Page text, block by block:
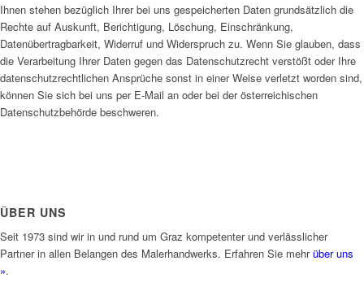
Ihnen stehen bezüglich Ihrer bei uns gespeicherten Daten grundsätzlich die
Rechte auf Auskunft, Berichtigung, Löschung, Einschränkung,
Datenübertragbarkeit, Widerruf und Widerspruch zu. Wenn Sie glauben, dass
die Verarbeitung Ihrer Daten gegen das Datenschutzrecht verstößt oder Ihre
datenschutzrechtlichen Ansprüche sonst in einer Weise verletzt worden sind,
können Sie sich bei uns per E-Mail an oder bei der österreichischen
Datenschutzbehörde beschweren.
ÜBER UNS
Seit 1973 sind wir in und rund um Graz kompetenter und verlässlicher
Partner in allen Belangen des Malerhandwerks. Erfahren Sie mehrüber uns
».